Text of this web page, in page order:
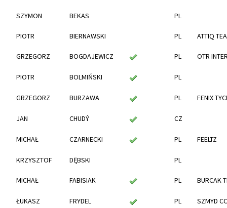
SZYMON BEKAS PL
PIOTR BIERNAWSKI PL ATTIQ
GRZEGORZ BOGDAJEWICZ PL OTR
PIOTR BOLMIŃSKI PL
GRZEGORZ BURZAWA PL FENIX
JAN CHUDÝ CZ
MICHAŁ CZARNECKI PL FEELTZ
KRZYSZTOF DĘBSKI PL
MICHAŁ FABISIAK PL BURCAK
ŁUKASZ FRYDEL PL SZMYD